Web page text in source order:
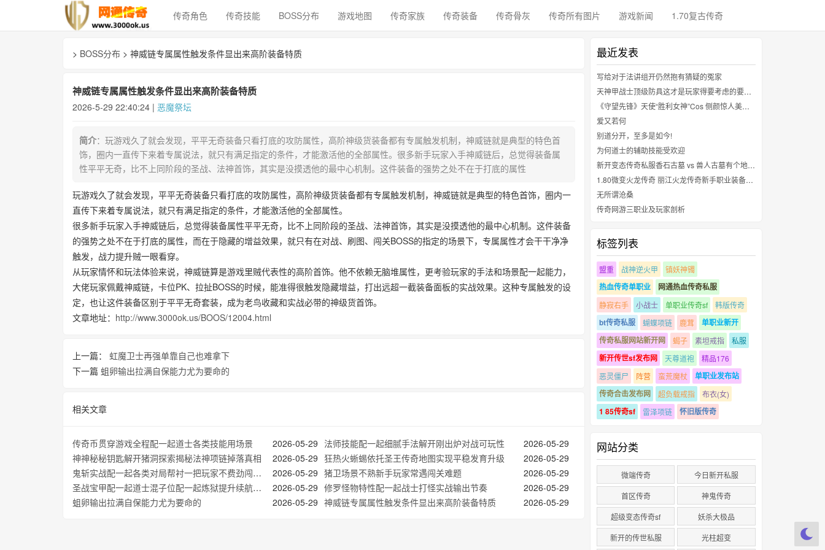
传奇角色 传奇技能 BOSS分布 游戏地图 传奇家族 传奇装备 传奇骨灰 传奇所有图片 游戏新闻 1.70复古传奇
> BOSS分布 > 神威链专属属性触发条件显出来高阶装备特质
神威链专属属性触发条件显出来高阶装备特质
2026-5-29 22:40:24 | 恶魔祭坛
简介：玩游戏久了就会发现，平平无奇装备只看打底的攻防属性，高阶神级货装备都有专属触发机制，神威链就是典型的特色首
饰，圈内一直传下来着专属说法，就只有满足指定的条件，才能激活他的全部属性。很多新手玩家入手神威链后，总觉得装备属
性平平无奇，比不上同阶段的圣战、法神首饰，其实是没摸透他的最中心机制。这件装备的强势之处不在于打底的属性
玩游戏久了就会发现，平平无奇装备只看打底的攻防属性，高阶神级货装备都有专属触发机制，神威链就是典型的特色首饰，圈内一
直传下来着专属说法，就只有满足指定的条件，才能激活他的全部属性。
很多新手玩家入手神威链后，总觉得装备属性平平无奇，比不上同阶段的圣战、法神首饰，其实是没摸透他的最中心机制。这件装备
的强势之处不在于打底的属性，而在于隐藏的增益效果，就只有在对战、刷图、闯关BOSS的指定的场景下，专属属性才会干干净净
触发，战力提升贼一眼看穿。
从玩家情怀和玩法体验来说，神威链算是游戏里贼代表性的高阶首饰。他不依赖无脑堆属性，更考验玩家的手法和场景配一起能力，
大佬玩家佩戴神威链，卡位PK、拉扯BOSS的时候，能准得很触发隐藏增益，打出远超一截装备面板的实战效果。这种专属触发的设
定，也让这件装备区别于平平无奇套装，成为老鸟收藏和实战必带的神级货首饰。
文章地址： http://www.3000ok.us/BOOS/12004.html
上一篇： 虹魔卫士再强单靠自己也难拿下
下一篇 蛆卵输出拉满自保能力尤为要命的
相关文章
2026-05-29
传奇币贯穿游戏全程配一起道士各类技能用场景 2026-05-29
法师技能配一起细腻手法解开刚出炉对战可玩性
2026-05-29
神神秘秘钥匙解开猪洞探索揭秘法神项链掉落真相 2026-05-29
狂热火蜥蜴依托圣王传奇地图实现平稳发育升级
2026-05-29
鬼斩实战配一起各类对局帮衬一把玩家不费劲闯荡玛法大陆 2026-05-29
猪卫场景不熟新手玩家常遇闯关难题
2026-05-29
圣战宝甲配一起道士混子位配一起炼狱提升续航战力 2026-05-29
修罗怪物特性配一起战士打怪实战输出节奏
2026-05-29
蛆卵输出拉满自保能力尤为要命的 2026-05-29
神威链专属属性触发条件显出来高阶装备特质
最近发表
写给对于法讲组开仍然抱有猜疑的冤家
天神甲战士顶级防具这才是玩家得要考虑的要命的得很方面
《守望先锋》天使“胜利女神”Cos 侧颜惊人美翻天
爱又若何
别道分开，至多是如今!
为何道士的辅助技能受欢迎
新开变态传奇私服香石古墓 vs 兽人古墓有个地图被高估了
1.80微变火龙传奇 丽江火龙传奇新手职业装备攻略
无所谓沧桑
传奇网游三职业及玩家剖析
标签列表
盟重 战神逆火甲 镇妖神镯
热血传奇单职业 网通热血传奇私服
静寂右手 小战士 单职业传奇sf 韩版传奇
bt传奇私服 蝴蝶项链 鹿茸
单职业新开
传奇私服网站新开网
蝎子 素坦戒指 私服
新开传世sf发布网 天尊道袍
精品176
恶灵僵尸
阵营 蛮荒魔杖
单职业发布站
传奇合击发布网
超负载戒指 布衣(女)
1 85传奇sf 雷泽项链 怀旧版传奇
网站分类
微端传奇
今日新开私服
首区传奇
神鬼传奇
超级变态传奇sf
妖杀大极品
新开的传世私服
光柱超变